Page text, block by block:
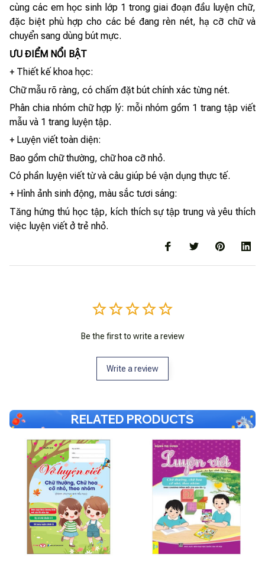
cùng các em học sinh lớp 1 trong giai đoạn đầu luyện chữ,
đặc biệt phù hợp cho các bé đang rèn nét, hạ cỡ chữ và
chuyển sang dùng bút mực.
ƯU ĐIỂM NỔI BẬT
+ Thiết kế khoa học:
Chữ mẫu rõ ràng, có chấm đặt bút chính xác từng nét.
Phân chia nhóm chữ hợp lý: mỗi nhóm gồm 1 trang tập viết
mẫu và 1 trang luyện tập.
+ Luyện viết toàn diện:
Bao gồm chữ thường, chữ hoa cỡ nhỏ.
Có phần luyện viết từ và câu giúp bé vận dụng thực tế.
+ Hình ảnh sinh động, màu sắc tươi sáng:
Tăng hứng thú học tập, kích thích sự tập trung và yêu thích
việc luyện viết ở trẻ nhỏ.
Be the first to write a review
Write a review
RELATED PRODUCTS